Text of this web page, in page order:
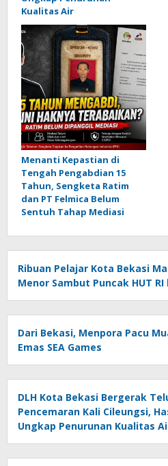
Kualitas Air
Menanti Kepastian di
Tengah Pengabdian 15
Tahun, Sengketa Ratim
dan PT Felmica Belum
Sentuh Tahap Mediasi
Ribuan Pelajar Kota Bekasi
Menor Sambut Puncak HUT RI
Dari Bekasi, Menpora Pacu
Emas SEA Games
DLH Kota Bekasi Bergerak
Pencemaran Kali Cileungsi,
Ungkap Penurunan Kualitas